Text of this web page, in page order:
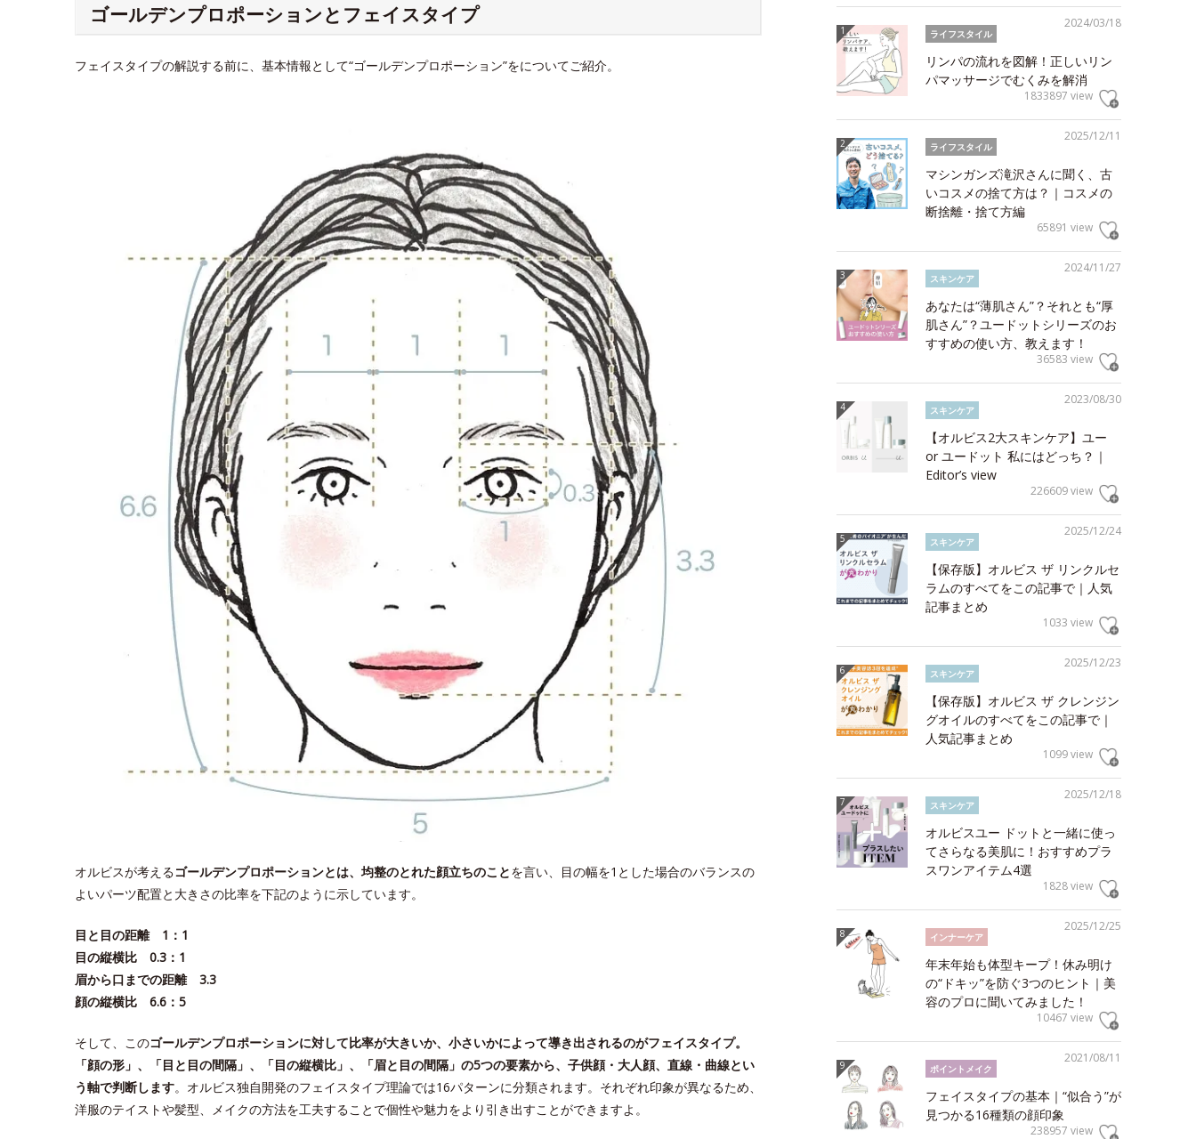
ゴールデンプロポーションとフェイスタイプ
フェイスタイプの解説する前に、基本情報として“ゴールデンプロポーション”をについてご紹介。
オルビスが考えるゴールデンプロポーションとは、均整のとれた顔立ちのことを言い、目の幅を1とした場合のバランスの
よいパーツ配置と大きさの比率を下記のように示しています。
目と目の距離 1：1
目の縦横比 0.3：1
眉から口までの距離 3.3
顔の縦横比 6.6：5
そして、このゴールデンプロポーションに対して比率が大きいか、小さいかによって導き出されるのがフェイスタイプ。
「顔の形」、「目と目の間隔」、「目の縦横比」、「眉と目の間隔」の5つの要素から、子供顔・大人顔、直線・曲線とい
う軸で判断します。オルビス独自開発のフェイスタイプ理論では16パターンに分類されます。それぞれ印象が異なるため、
洋服のテイストや髪型、メイクの方法を工夫することで個性や魅力をより引き出すことができますよ。
2024/03/18
ライフスタイル
リンパの流れを図解！正しいリン
パマッサージでむくみを解消
1833897 view
2025/12/11
ライフスタイル
マシンガンズ滝沢さんに聞く、古
いコスメの捨て方は？｜コスメの
断捨離・捨て方編
65891 view
2024/11/27
スキンケア
あなたは“薄肌さん”？それとも“厚
肌さん”？ユードットシリーズのお
すすめの使い方、教えます！
36583 view
2023/08/30
スキンケア
【オルビス2大スキンケア】ユー
or ユードット 私にはどっち？｜
Editor’s view
226609 view
2025/12/24
スキンケア
【保存版】オルビス ザ リンクルセ
ラムのすべてをこの記事で｜人気
記事まとめ
1033 view
2025/12/23
スキンケア
【保存版】オルビス ザ クレンジン
グオイルのすべてをこの記事で｜
人気記事まとめ
1099 view
2025/12/18
スキンケア
オルビスユー ドットと一緒に使っ
てさらなる美肌に！おすすめプラ
スワンアイテム4選
1828 view
2025/12/25
インナーケア
年末年始も体型キープ！休み明け
の“ドキッ”を防ぐ3つのヒント｜美
容のプロに聞いてみました！
10467 view
2021/08/11
ポイントメイク
フェイスタイプの基本｜“似合う”が
見つかる16種類の顔印象
238957 view